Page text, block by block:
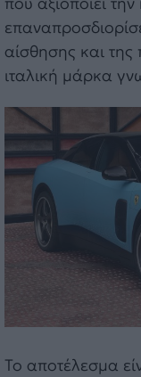
αίσθησης και
ιταλική μάρκα
Το αποτέλεσμα